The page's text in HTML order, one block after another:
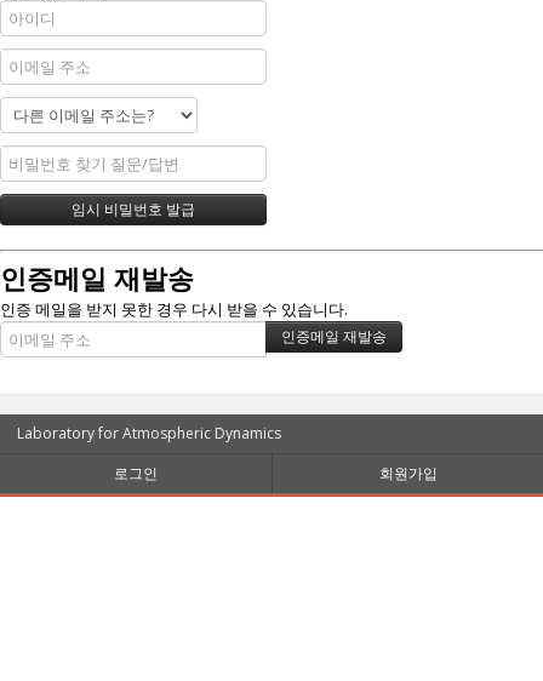
인증메일 재발송
인증 메일을 받지 못한 경우 다시 받을 수 있습니다.
Laboratory for Atmospheric Dynamics
로그인
회원가입